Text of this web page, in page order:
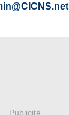
Publicité